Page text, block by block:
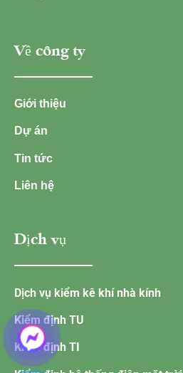
Về công ty
Giới thiệu
Dự án
Tin tức
Liên hệ
Dịch vụ
Dịch vụ kiểm kê khí nhà kính
Kiểm định TU
Kiểm định TI